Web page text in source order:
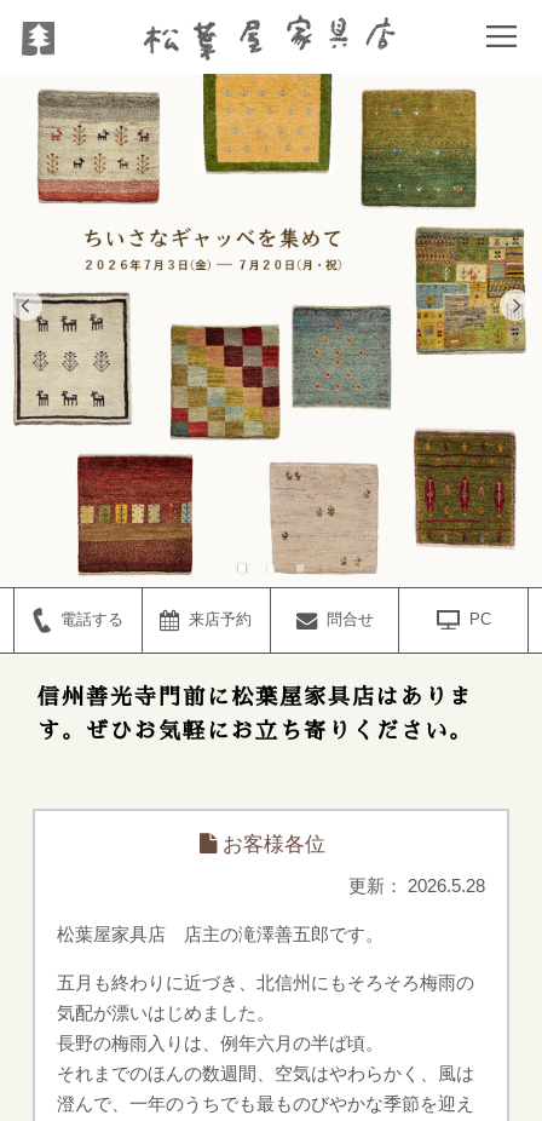
電話する 来店予約 問合せ PC
信州善光寺門前に松葉屋家具店はありま
す。ぜひお気軽にお立ち寄りください。
お客様各位
更新： 2026.5.28
松葉屋家具店 店主の滝澤善五郎です。
五月も終わりに近づき、北信州にもそろそろ梅雨の
気配が漂いはじめました。
長野の梅雨入りは、例年六月の半ば頃。
それまでのほんの数週間、空気はやわらかく、風は
澄んで、一年のうちでも最ものびやかな季節を迎え